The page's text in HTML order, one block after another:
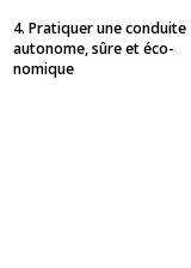
4. Pra­ti­quer une conduite
au­to­nome, sûre et éco­
no­mique